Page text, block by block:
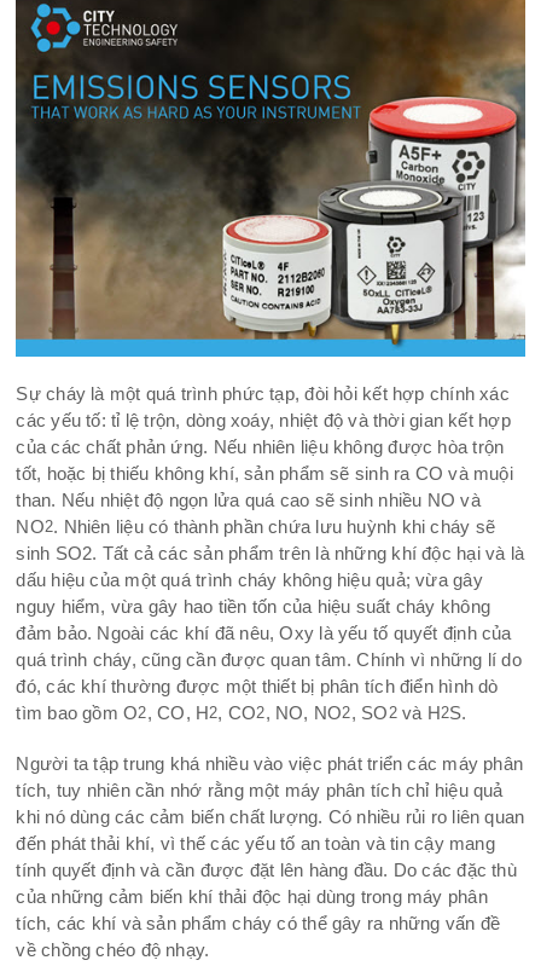
Sự cháy là một quá trình phức tạp, đòi hỏi kết hợp chính xác
các yếu tố: tỉ lệ trộn, dòng xoáy, nhiệt độ và thời gian kết hợp
của các chất phản ứng. Nếu nhiên liệu không được hòa trộn
tốt, hoặc bị thiếu không khí, sản phẩm sẽ sinh ra CO và muội
than. Nếu nhiệt độ ngọn lửa quá cao sẽ sinh nhiều NO và
NO2. Nhiên liệu có thành phần chứa lưu huỳnh khi cháy sẽ
sinh SO2. Tất cả các sản phẩm trên là những khí độc hại và là
dấu hiệu của một quá trình cháy không hiệu quả; vừa gây
nguy hiểm, vừa gây hao tiền tốn của hiệu suất cháy không
đảm bảo. Ngoài các khí đã nêu, Oxy là yếu tố quyết định của
quá trình cháy, cũng cần được quan tâm. Chính vì những lí do
đó, các khí thường được một thiết bị phân tích điển hình dò
tìm bao gồm O2, CO, H2, CO2, NO, NO2, SO 2và H2S.
Người ta tập trung khá nhiều vào việc phát triển các máy phân
tích, tuy nhiên cần nhớ rằng một máy phân tích chỉ hiệu quả
khi nó dùng các cảm biến chất lượng. Có nhiều rủi ro liên quan
đến phát thải khí, vì thế các yếu tố an toàn và tin cậy mang
tính quyết định và cần được đặt lên hàng đầu. Do các đặc thù
của những cảm biến khí thải độc hại dùng trong máy phân
tích, các khí và sản phẩm cháy có thể gây ra những vấn đề
về chồng chéo độ nhạy.